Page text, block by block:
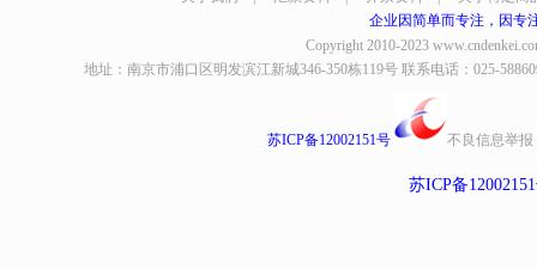
企业因简单而专注，因专
Copyright 2010-2023
地址：南京市浦口区明发滨江新城346-350栋119号 联系电话：025-
苏ICP备12002151号 不良信息举报
苏ICP备